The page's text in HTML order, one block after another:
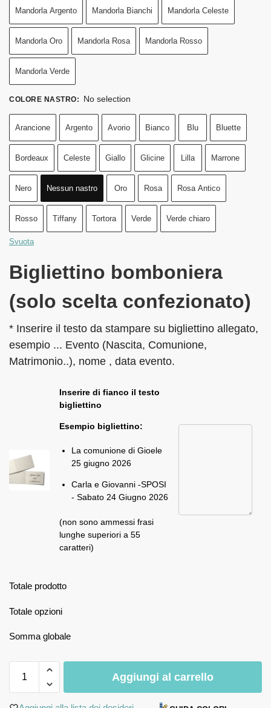
Mandorla Argento Mandorla Bianchi Mandorla Celeste
Mandorla Oro Mandorla Rosa Mandorla Rosso
Mandorla Verde
COLORE NASTRO: No selection
Arancione Argento Avorio Bianco Blu Bluette
Bordeaux Celeste Giallo Glicine Lilla Marrone
Nero Nessun nastro Oro Rosa Rosa Antico
Rosso Tiffany Tortora Verde Verde chiaro
Svuota
Bigliettino bomboniera
(solo scelta confezionato)
* Inserire il testo da stampare su bigliettino allegato,
esempio ... Evento (Nascita, Comunione,
Matrimonio..), nome , data evento.
Inserire di fianco il testo
bigliettino
Esempio bigliettino:
La comunione di Gioele
25 giugno 2026
Carla e Giovanni -SPOSI
- Sabato 24 Giugno 2026
(non sono ammessi frasi
lunghe superiori a 55
caratteri)
Totale prodotto
Totale opzioni
Somma globale
Aggiungi al carrello